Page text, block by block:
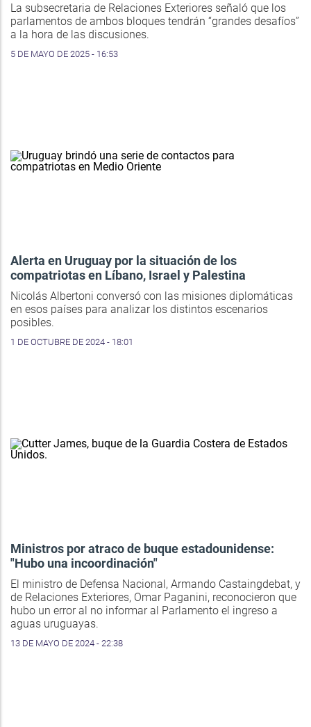
La subsecretaria de Relaciones Exteriores señaló que los
parlamentos de ambos bloques tendrán “grandes desafíos”
a la hora de las discusiones.
5 DE MAYO DE 2025 - 16:53
Alerta en Uruguay por la situación de los
compatriotas en Líbano, Israel y Palestina
Nicolás Albertoni conversó con las misiones diplomáticas
en esos países para analizar los distintos escenarios
posibles.
1 DE OCTUBRE DE 2024 - 18:01
Ministros por atraco de buque estadounidense:
"Hubo una incoordinación"
El ministro de Defensa Nacional, Armando Castaingdebat, y
de Relaciones Exteriores, Omar Paganini, reconocieron que
hubo un error al no informar al Parlamento el ingreso a
aguas uruguayas.
13 DE MAYO DE 2024 - 22:38